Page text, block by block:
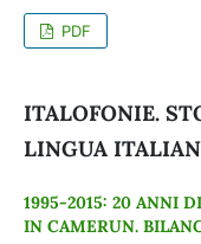
PDF
ITALOFONIE.
LINGUA
1995-2015: 20 ANNI
IN CAMERUN.